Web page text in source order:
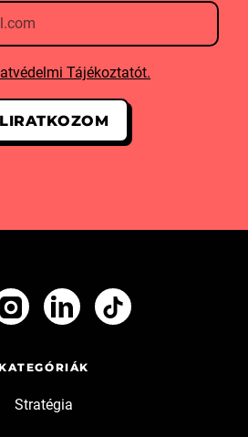
Tájékoztatót.
Stratégia